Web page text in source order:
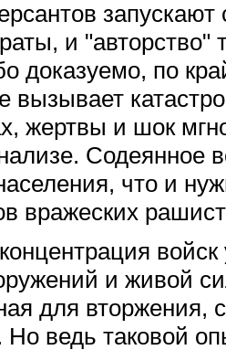
и "авторство"
доказуемо, по
вызывает
жертвы и шок
Содеянное
что и
вражеских
войск
и живой
для вторжения,
ведь таковой